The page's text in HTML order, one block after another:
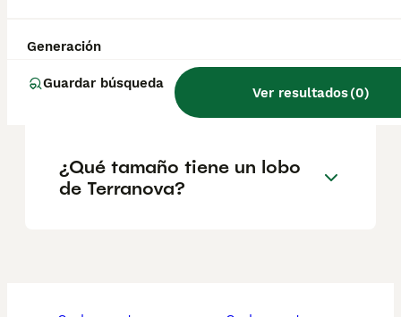
Generación
Guardar búsqueda
Ver resultados(0)
¿Cuál es el significado de
Terranova?
¿Qué tamaño tiene un lobo
de Terranova?